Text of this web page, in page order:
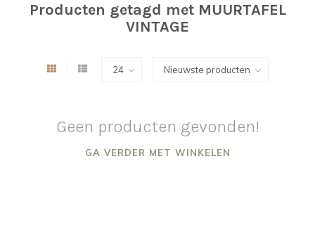
Producten getagd met MUURTAFEL
VINTAGE
Geen producten gevonden!
GA VERDER MET WINKELEN